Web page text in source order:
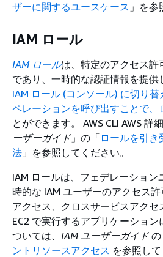
ザーに関するユースケース 」を参
IAM ロール
IAM ロールは、特定のアクセス許
であり、一時的な認証情報を提供
IAM ロール (コンソール) に切り替
ペレーションを呼び出すことで、
とができます。 AWS CLI AWS 詳
ーザーガイド」の「 ロールを引
法 」を参照してください。
IAM ロールは、フェデレーション
時的な IAM ユーザーのアクセス
アクセス、クロスサービスアクセ
EC2 で実行するアプリケーショ
ついては、 IAM ユーザーガイドの
ントリソースアクセス を参照して